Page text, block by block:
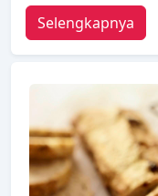
Selengkapnya